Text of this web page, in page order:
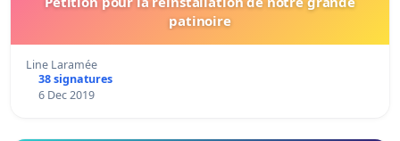
patinoire
Line Laramée
38 signatures
6 Dec 2019